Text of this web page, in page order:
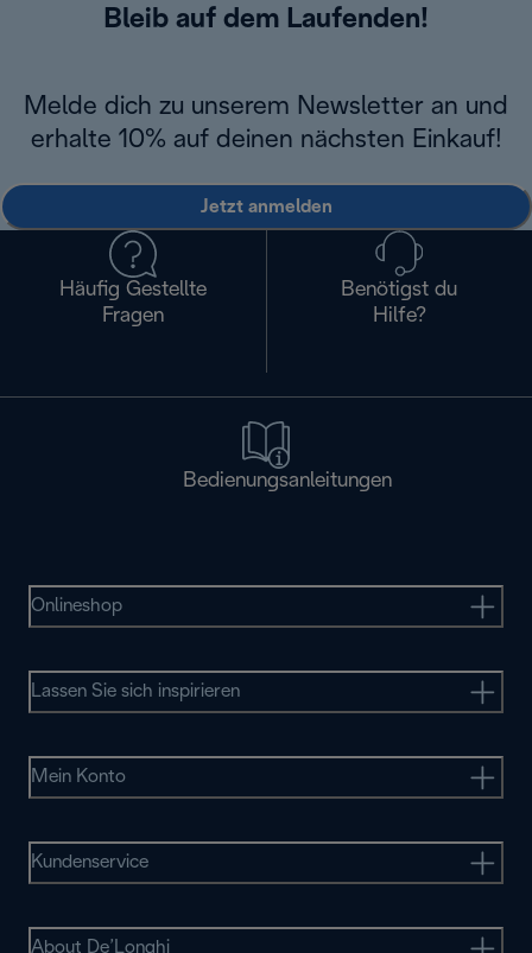
Bleib auf dem Laufenden!
Melde dich zu unserem Newsletter an und
erhalte 10% auf deinen nächsten Einkauf!
Jetzt anmelden
Häufig Gestellte
Fragen
Benötigst du
Hilfe?
Bedienungsanleitungen
Onlineshop
Lassen Sie sich inspirieren
Mein Konto
Kundenservice
About De’Longhi